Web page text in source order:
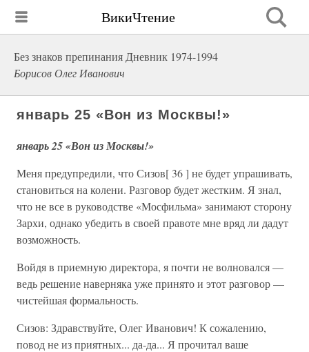
ВикиЧтение
Без знаков препинания Дневник 1974-1994
Борисов Олег Иванович
январь 25 «Вон из Москвы!»
январь 25 «Вон из Москвы!»
Меня предупредили, что Сизов[ 36 ] не будет упрашивать,
становиться на колени. Разговор будет жестким. Я знал,
что не все в руководстве «Мосфильма» занимают сторону
Зархи, однако убедить в своей правоте мне вряд ли дадут
возможность.
Войдя в приемную директора, я почти не волновался —
ведь решение наверняка уже принято и этот разговор —
чистейшая формальность.
Сизов: Здравствуйте, Олег Иванович! К сожалению,
повод не из приятных... да-да... Я прочитал ваше